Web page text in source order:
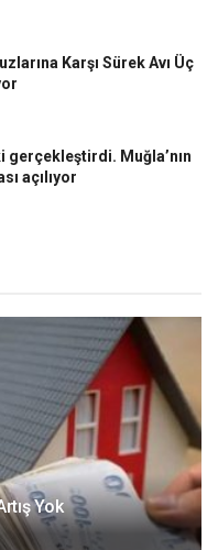
Karşı Sürek Avı Üç
gerçekleştirdi. Muğla’nın
açılıyor
Yok